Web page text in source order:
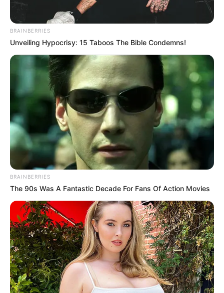
Magyar Péter neve ma már megkerülhetetlen a
közéletben, ezért sokakat az is érdekel, milyen
családi közegből érkezett. Édesanyja dr. Erőss
Mónika, aki hosszú évtizedeken át a magyar
igazságszolgáltatásban dolgozott, korábban pedig
az Országos Bírósági Hivatal elnökhelyettese is
volt. A róla megjelent hivatalos és sajtóinformációk
BRAINBERRIES
Unveiling Hypocrisy: 15 Taboos The Bible Condemns!
BRAINBERRIES
The 90s Was A Fantastic Decade For Fans Of Action Movies